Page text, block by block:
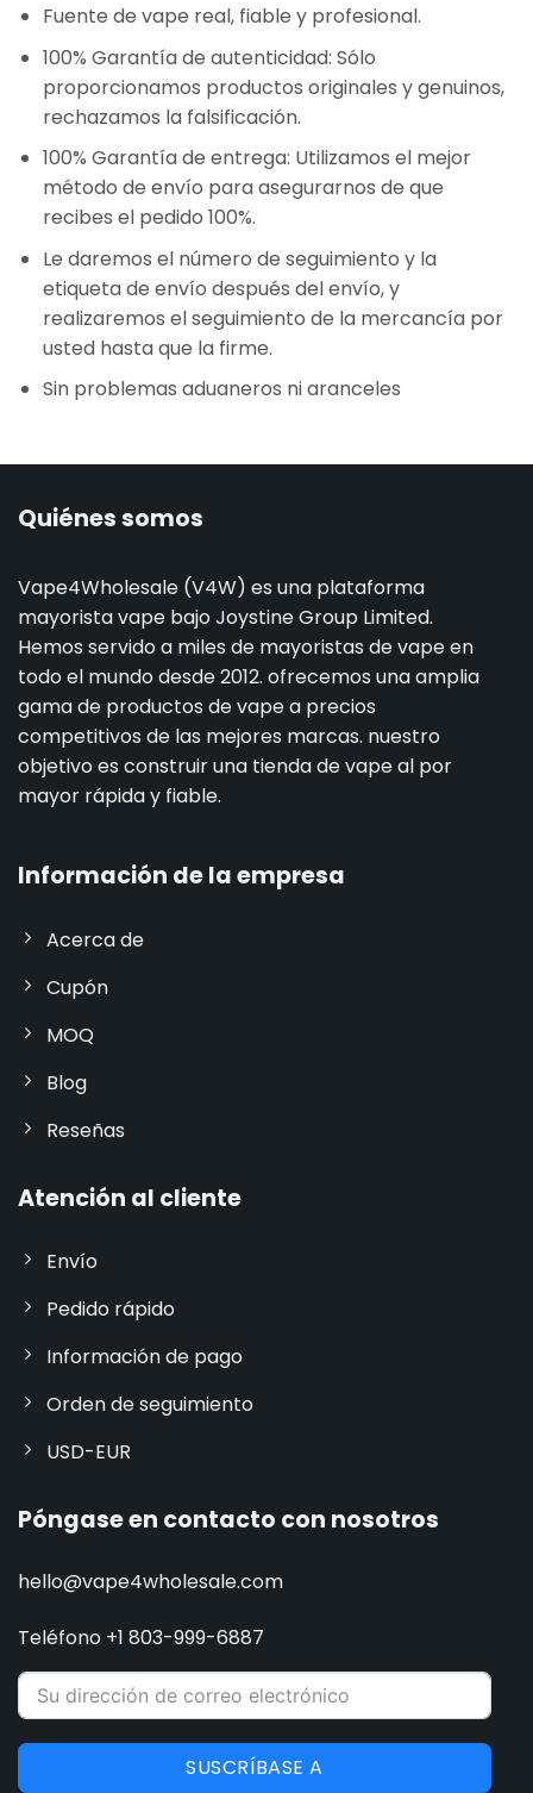
Fuente de vape real, fiable y profesional.
100% Garantía de autenticidad: Sólo
proporcionamos productos originales y genuinos,
rechazamos la falsificación.
100% Garantía de entrega: Utilizamos el mejor
método de envío para asegurarnos de que
recibes el pedido 100%.
Le daremos el número de seguimiento y la
etiqueta de envío después del envío, y
realizaremos el seguimiento de la mercancía por
usted hasta que la firme.
Sin problemas aduaneros ni aranceles
Quiénes somos
Vape4Wholesale (V4W) es una plataforma
mayorista vape bajo Joystine Group Limited.
Hemos servido a miles de mayoristas de vape en
todo el mundo desde 2012. ofrecemos una amplia
gama de productos de vape a precios
competitivos de las mejores marcas. nuestro
objetivo es construir una tienda de vape al por
mayor rápida y fiable.
Información de la empresa
Acerca de
Cupón
MOQ
Blog
Reseñas
Atención al cliente
Envío
Pedido rápido
Información de pago
Orden de seguimiento
USD-EUR
Póngase en contacto con nosotros
hello@vape4wholesale.com
Teléfono +1 803-999-6887
SUSCRÍBASE A